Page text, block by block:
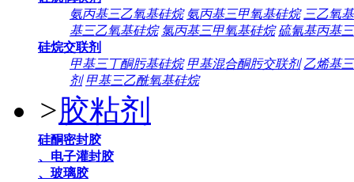
氨丙基三乙氧基硅烷 氨丙基三甲氧基硅烷 三乙氧
基三乙氧基硅烷 氯丙基三甲氧基硅烷 硫氰基丙基
硅烷交联剂
甲基三丁酮肟基硅烷 甲基混合酮肟交联剂 乙烯基
剂 甲基三乙酰氧基硅烷
>胶粘剂
硅酮密封胶
、电子灌封胶
、玻璃胶